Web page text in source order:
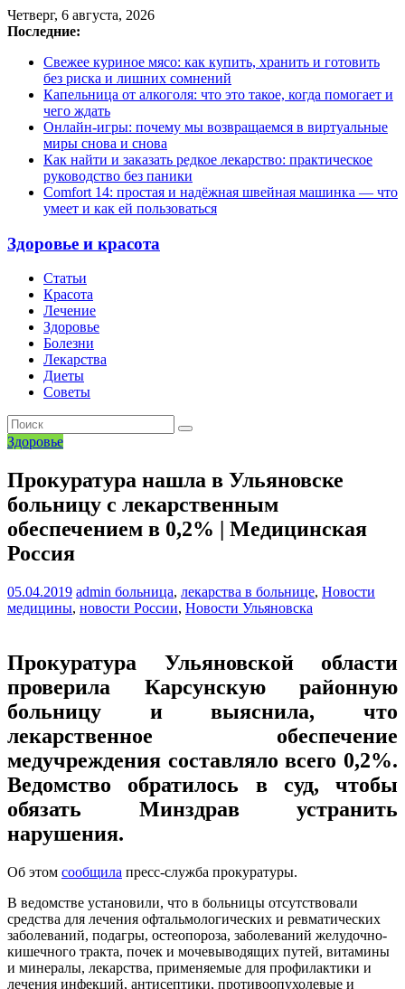
Четверг, 6 августа, 2026
Последние:
Свежее куриное мясо: как купить, хранить и готовить
без риска и лишних сомнений
Капельница от алкоголя: что это такое, когда помогает и
чего ждать
Онлайн-игры: почему мы возвращаемся в виртуальные
миры снова и снова
Как найти и заказать редкое лекарство: практическое
руководство без паники
Comfort 14: простая и надёжная швейная машинка — что
умеет и как ей пользоваться
Здоровье и красота
Статьи
Красота
Лечение
Здоровье
Болезни
Лекарства
Диеты
Советы
Здоровье
Прокуратура нашла в Ульяновске
больницу с лекарственным
обеспечением в 0,2% | Медицинская
Россия
05.04.2019 admin больница, лекарства в больнице, Новости
медицины, новости России, Новости Ульяновска
Прокуратура Ульяновской области
проверила Карсунскую районную
больницу и выяснила, что
лекарственное обеспечение
медучреждения составляло всего 0,2%.
Ведомство обратилось в суд, чтобы
обязать Минздрав устранить
нарушения.
Об этом сообщила пресс-служба прокуратуры.
В ведомстве установили, что в больницы отсутствовали
средства для лечения офтальмологических и ревматических
заболеваний, подагры, остеопороза, заболеваний желудочно-
кишечного тракта, почек и мочевыводящих путей, витамины
и минералы, лекарства, применяемые для профилактики и
лечения инфекций, антисептики, противоопухолевые и